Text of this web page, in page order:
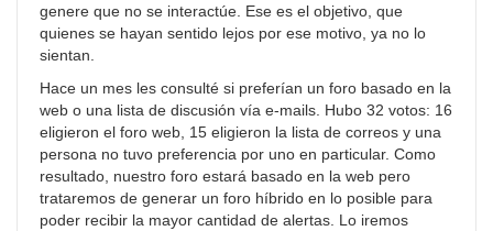
genere que no se interactúe. Ese es el objetivo, que
quienes se hayan sentido lejos por ese motivo, ya no lo
sientan.
Hace un mes les consulté si preferían un foro basado en la
web o una lista de discusión vía e-mails. Hubo 32 votos: 16
eligieron el foro web, 15 eligieron la lista de correos y una
persona no tuvo preferencia por uno en particular. Como
resultado, nuestro foro estará basado en la web pero
trataremos de generar un foro híbrido en lo posible para
poder recibir la mayor cantidad de alertas. Lo iremos